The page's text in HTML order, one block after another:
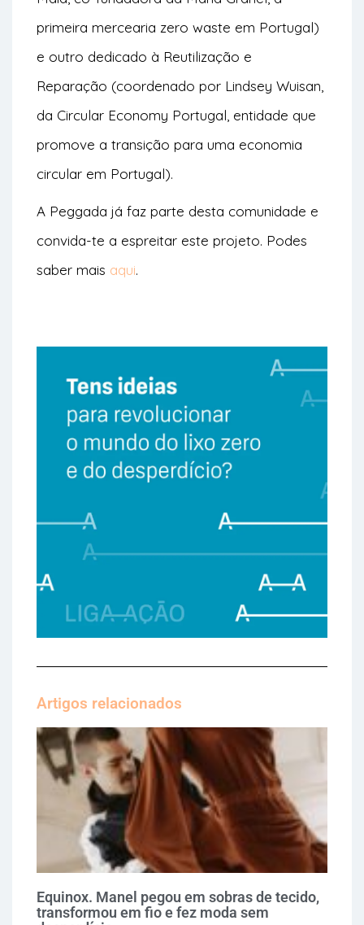
primeira mercearia zero waste em Portugal)
e outro dedicado à Reutilização e
Reparação (coordenado por Lindsey Wuisan,
da Circular Economy Portugal, entidade que
promove a transição para uma economia
circular em Portugal).
A Peggada já faz parte desta comunidade e
convida-te a espreitar este projeto. Podes
saber mais aqui.
Artigos relacionados
Equinox. Manel pegou em sobras de tecido,
transformou em fio e fez moda sem